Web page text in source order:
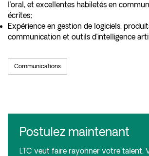
l’oral, et excellentes habiletés en
écrites;
Expérience en gestion de logiciels,
communication et outils d’intelligence
Communications
Postulez maintenant
LTC veut faire rayonner votre talent.